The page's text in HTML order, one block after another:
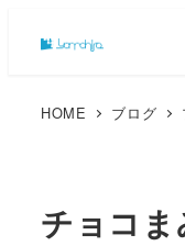
HOME ブログ
チョコ